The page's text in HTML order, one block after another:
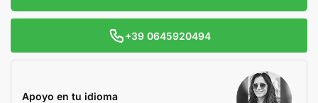
+39 0645920494
Apoyo en tu idioma